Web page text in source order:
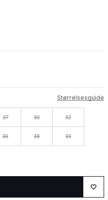
Størrelsesguide
27 30 32
36 38 39